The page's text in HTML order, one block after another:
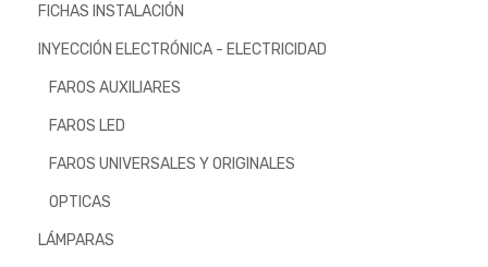
FICHAS INSTALACIÓN
INYECCIÓN ELECTRÓNICA - ELECTRICIDAD
FAROS AUXILIARES
FAROS LED
FAROS UNIVERSALES Y ORIGINALES
OPTICAS
LÁMPARAS